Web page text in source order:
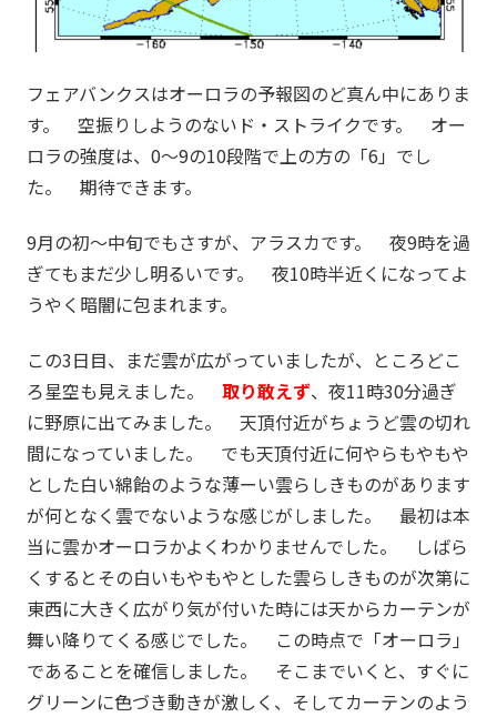
フェアバンクスはオーロラの予報図のど真ん中にありま
す。 空振りしようのないド・ストライクです。 オー
ロラの強度は、0～9の10段階で上の方の「6」でし
た。 期待できます。
9月の初～中旬でもさすが、アラスカです。 夜9時を過
ぎてもまだ少し明るいです。 夜10時半近くになってよ
うやく暗闇に包まれます。
この3日目、まだ雲が広がっていましたが、ところどこ
ろ星空も見えました。 取り敢えず、夜11時30分過ぎ
に野原に出てみました。 天頂付近がちょうど雲の切れ
間になっていました。 でも天頂付近に何やらもやもや
とした白い綿飴のような薄ーい雲らしきものがあります
が何となく雲でないような感じがしました。 最初は本
当に雲かオーロラかよくわかりませんでした。 しばら
くするとその白いもやもやとした雲らしきものが次第に
東西に大きく広がり気が付いた時には天からカーテンが
舞い降りてくる感じでした。 この時点で「オーロラ」
であることを確信しました。 そこまでいくと、すぐに
グリーンに色づき動きが激しく、そしてカーテンのよう